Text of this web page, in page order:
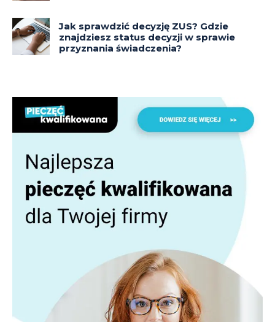
Jak sprawdzić decyzję ZUS? Gdzie
znajdziesz status decyzji w sprawie
przyznania świadczenia?